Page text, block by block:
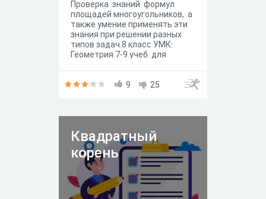
Проверка знаний формул
площадей многоугольников, а
также умение применять эти
знания при решении разных
типов задач.8 класс УМК:
Геометрия 7-9 учеб. для
С.Б.Кадомцев и др. - М.:
9 25
Квадратный
корень